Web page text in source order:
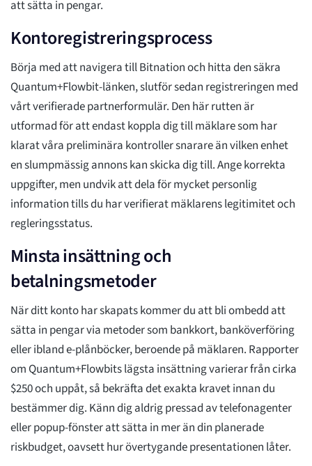
att sätta in pengar.
Kontoregistreringsprocess
Börja med att navigera till Bitnation och hitta den säkra
Quantum+Flowbit-länken, slutför sedan registreringen med
vårt verifierade partnerformulär. Den här rutten är
utformad för att endast koppla dig till mäklare som har
klarat våra preliminära kontroller snarare än vilken enhet
en slumpmässig annons kan skicka dig till. Ange korrekta
uppgifter, men undvik att dela för mycket personlig
information tills du har verifierat mäklarens legitimitet och
regleringsstatus.
Minsta insättning och
betalningsmetoder
När ditt konto har skapats kommer du att bli ombedd att
sätta in pengar via metoder som bankkort, banköverföring
eller ibland e-plånböcker, beroende på mäklaren. Rapporter
om Quantum+Flowbits lägsta insättning varierar från cirka
$250 och uppåt, så bekräfta det exakta kravet innan du
bestämmer dig. Känn dig aldrig pressad av telefonagenter
eller popup-fönster att sätta in mer än din planerade
riskbudget, oavsett hur övertygande presentationen låter.